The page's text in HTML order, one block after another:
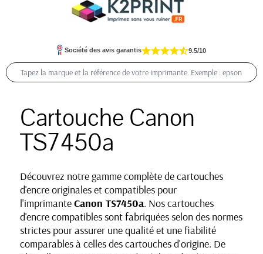
Société des avis garantis 9.5/10
Cartouche Canon
TS7450a
Découvrez notre gamme complète de cartouches
d'encre originales et compatibles pour
l'imprimanteCanon TS7450a. Nos cartouches
d'encre compatibles sont fabriquées selon des normes
strictes pour assurer une qualité et une fiabilité
comparables à celles des cartouches d'origine. De